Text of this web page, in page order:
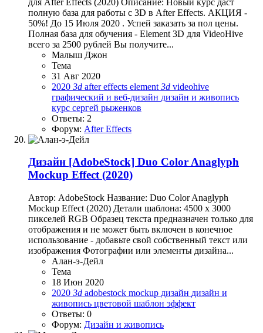
полную база для работы с 3D в After Effects. АКЦИЯ -
50%! До 15 Июля 2020 . Успей заказать за пол цены.
Полная база для обучения - Element 3D для VideoHive
всего за 2500 рублей Вы получите...
Малыш Джон
Тема
31 Авг 2020
2020 3d after effects element 3d videohive
графический и веб-дизайн дизайн и живопись
курс сергей рыженков
Ответы: 2
Форум: After Effects
Дизайн [AdobeStock] Duo Color Anaglyph
Mockup Effect (2020)
Автор: AdobeStock Название: Duo Color Anaglyph
Mockup Effect (2020) Детали шаблона: 4500 х 3000
пикселей RGB Образец текста предназначен только для
отображения и не может быть включен в конечное
использование - добавьте свой собственный текст или
изображения Фотографии или элементы дизайна...
Алан-э-Дейл
Тема
18 Июн 2020
2020 3d adobestock mockup дизайн дизайн и
живопись цветовой шаблон эффект
Ответы: 0
Форум: Дизайн и живопись